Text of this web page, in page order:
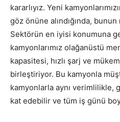
kararlıyız. Yeni
göz önüne alındığında,
Sektörün en iyisi konumuna
kamyonlarımız olağanüstü
kapasitesi, hızlı şarj ve
birleştiriyor. Bu kamyonla
kamyonlarla aynı verimlilikle,
kat edebilir ve tüm iş günü